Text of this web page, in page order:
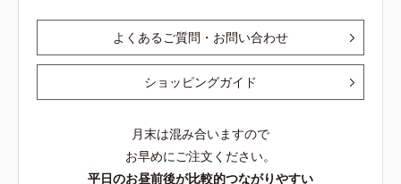
よくあるご質問・お問い合わせ
ショッピングガイド
月末は混み合いますので
お早めにご注文ください。
平日のお昼前後が比較的つながりやすい